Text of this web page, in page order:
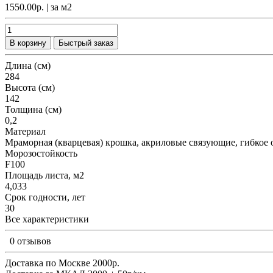
1550.00р. | за м2
В корзину Быстрый заказ
Длина (см)
284
Высота (см)
142
Толщина (см)
0,2
Материал
Мраморная (кварцевая) крошка, акриловые связующие, гибкое
Морозостойкость
F100
Площадь листа, м2
4,033
Срок годности, лет
30
Все характеристики
0 отзывов
Доставка по Москве 2000р.